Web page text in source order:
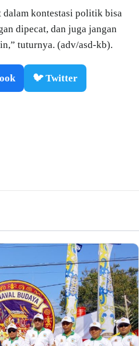
dalam kontestasi politik bisa
dipecat, dan juga jangan
tuturnya. (adv/asd-kb).
🐦 Twitter